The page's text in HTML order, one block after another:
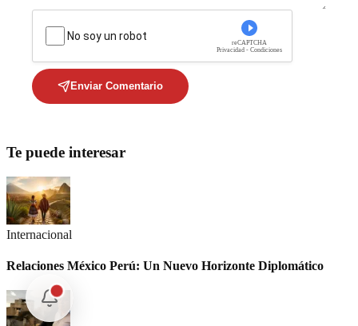
No soy un robot
reCAPTCHA
Privacidad - Condiciones
Enviar Comentario
Te puede interesar
Internacional
Relaciones México Perú: Un Nuevo Horizonte Diplomático